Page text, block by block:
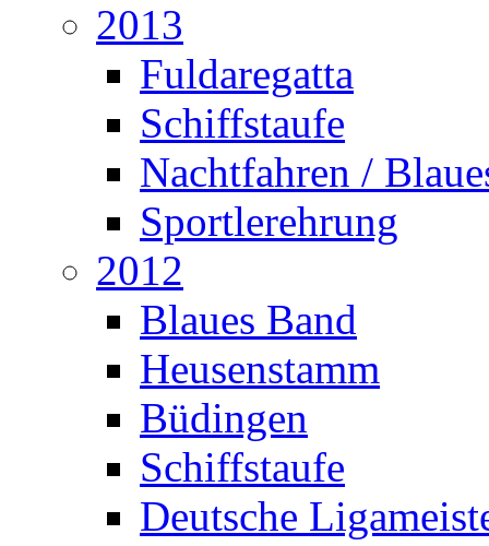
2013
Fuldaregatta
Schiffstaufe
Nachtfahren /
Sportlerehrung
2012
Blaues Band
Heusenstamm
Büdingen
Schiffstaufe
Deutsche